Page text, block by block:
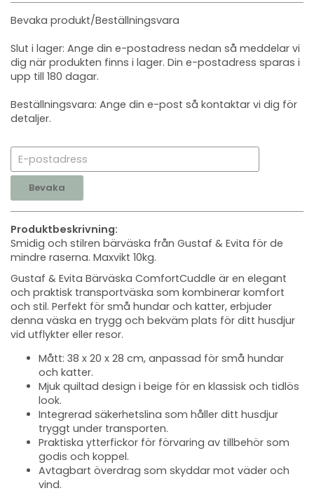
Bevaka produkt/Beställningsvara
Slut i lager: Ange din e-postadress nedan så meddelar vi
dig när produkten finns i lager. Din e-postadress sparas i
upp till 180 dagar.
Beställningsvara: Ange din e-post så kontaktar vi dig för
detaljer.
Bevaka
Produktbeskrivning:
Smidig och stilren bärväska från Gustaf & Evita för de
mindre raserna. Maxvikt 10kg.
Gustaf & Evita Bärväska ComfortCuddle är en elegant
och praktisk transportväska som kombinerar komfort
och stil. Perfekt för små hundar och katter, erbjuder
denna väska en trygg och bekväm plats för ditt husdjur
vid utflykter eller resor.
Mått: 38 x 20 x 28 cm, anpassad för små hundar
och katter.
Mjuk quiltad design i beige för en klassisk och tidlös
look.
Integrerad säkerhetslina som håller ditt husdjur
tryggt under transporten.
Praktiska ytterfickor för förvaring av tillbehör som
godis och koppel.
Avtagbart överdrag som skyddar mot väder och
vind.